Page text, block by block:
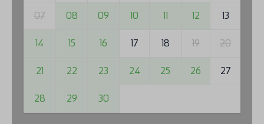
07 08 09 10 11 12 13
14 15 16 17 18 19 20
21 22 23 24 25 26 27
28 29 30